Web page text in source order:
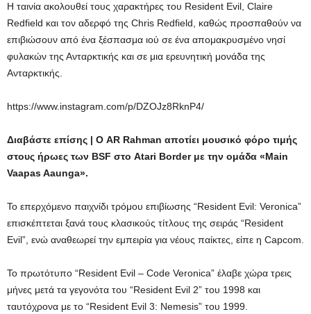
Η ταινία ακολουθεί τους χαρακτήρες του Resident Evil, Claire
Redfield και τον αδερφό της Chris Redfield, καθώς προσπαθούν να
επιβιώσουν από ένα ξέσπασμα ιού σε ένα απομακρυσμένο νησί
φυλακών της Ανταρκτικής και σε μια ερευνητική μονάδα της
Ανταρκτικής.
https://www.instagram.com/p/DZOJz8RknP4/
Διαβάστε επίσης | Ο AR Rahman αποτίει μουσικό φόρο τιμής
στους ήρωες των BSF στο Atari Border με την ομάδα «Main
Vaapas Aaunga».
Το επερχόμενο παιχνίδι τρόμου επιβίωσης “Resident Evil: Veronica”
επισκέπτεται ξανά τους κλασικούς τίτλους της σειράς “Resident
Evil”, ενώ αναθεωρεί την εμπειρία για νέους παίκτες, είπε η Capcom.
Το πρωτότυπο “Resident Evil – Code Veronica” έλαβε χώρα τρεις
μήνες μετά τα γεγονότα του “Resident Evil 2” του 1998 και
ταυτόχρονα με το “Resident Evil 3: Nemesis” του 1999.